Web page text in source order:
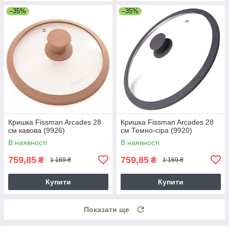
–35%
Кришка Fissman Arcades 28
см кавова (9926)
В наявності
759,85 ₴ 1 169 ₴
Купити
–35%
Кришка Fissman Arcades 28
см Темно-сіра (9920)
В наявності
759,85 ₴ 1 169 ₴
Купити
Показати ще